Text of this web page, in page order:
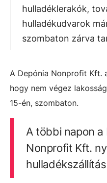
hulladéklerakók,
hulladékudvarok
szombaton zárva
A Depónia Nonprofit Kft.
hogy nem végez
15-én, szombaton.
A többi napon a
Nonprofit Kft.